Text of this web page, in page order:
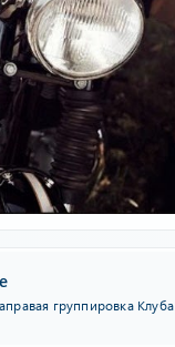
группировка Клуба